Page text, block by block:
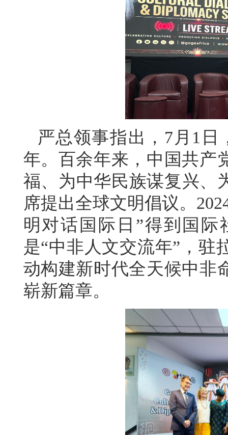
严总领事指出，7月1日
年。百余年来，中国共产
福、为中华民族谋复兴、
席提出全球文明倡议。
明对话国际日”得到国
是“中非人文交流年”，驻
动构建新时代全天候中非
崭新篇章。